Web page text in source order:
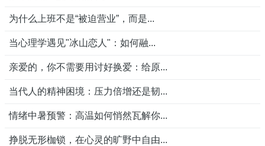
为什么上班不是“被迫营业”，而是...
当心理学遇见"冰山恋人"：如何融...
亲爱的，你不需要用讨好换爱：给原...
当代人的精神困境：压力倍增还是韧...
情绪中暑预警：高温如何悄然瓦解你...
挣脱无形枷锁，在心灵的旷野中自由...